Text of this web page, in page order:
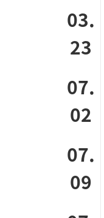
03.
23
07.
02
07.
09